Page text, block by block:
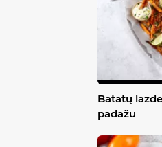
Batatų
padažu